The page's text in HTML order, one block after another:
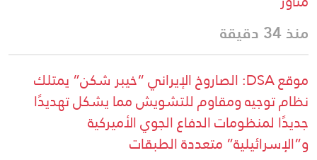
منذ 34 دقيقة
موقع DSA: الصاروخ الإيراني “خيبر شكن” يمتلك
نظام توجيه ومقاوم للتشويش مما يشكل تهديدًا
جديدًا لمنظومات الدفاع الجوي الأميركية
و”الإسرائيلية” متعددة الطبقات